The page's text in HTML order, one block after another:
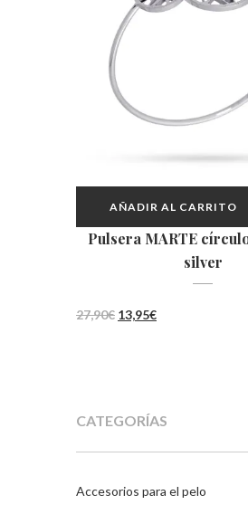
AÑADIR AL CARRITO
Pulsera MARTE
silver
27,90€ El
13,95€El
CATEGORÍAS
Accesorios para el pelo